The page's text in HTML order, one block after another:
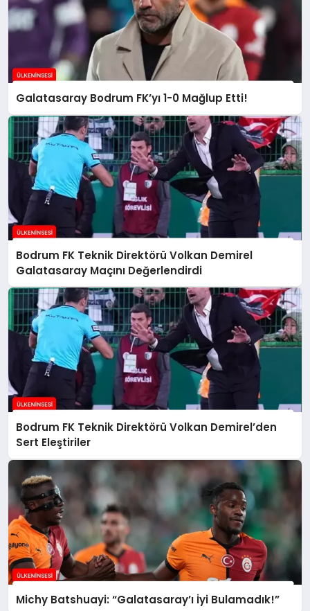
Galatasaray Bodrum FK’yı 1-0 Mağlup Etti!
Bodrum FK Teknik Direktörü Volkan Demirel
Galatasaray Maçını Değerlendirdi
Bodrum FK Teknik Direktörü Volkan Demirel’den
Sert Eleştiriler
Michy Batshuayi: “Galatasaray’ı İyi Bulamadık!”